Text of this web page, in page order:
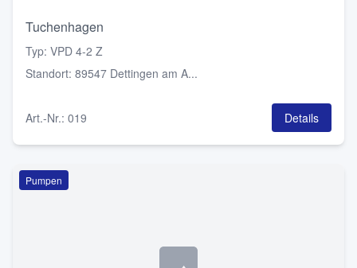
Tuchenhagen
Typ: VPD 4-2 Z
Standort: 89547 Dettingen am A...
Art.-Nr.: 019 Details
Pumpen